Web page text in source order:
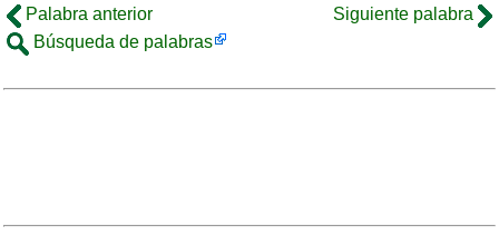
Palabra anterior
Siguiente palabra
Búsqueda de palabras